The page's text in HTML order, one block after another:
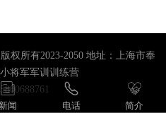
权所有2023-2050 地址：上海市奉
将军军训训练营
新闻 电话 简介